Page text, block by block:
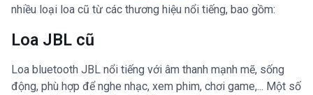
nhiều loại loa cũ từ các thương hiệu nổi tiếng, bao gồm:
Loa JBL cũ
Loa bluetooth JBL nổi tiếng với âm thanh mạnh mẽ, sống
động, phù hợp để nghe nhạc, xem phim, chơi game,... Một số